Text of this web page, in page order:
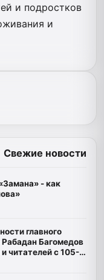
и подростков
и
Свежие новости
- как
главного
Багомедов
читателей с 105-